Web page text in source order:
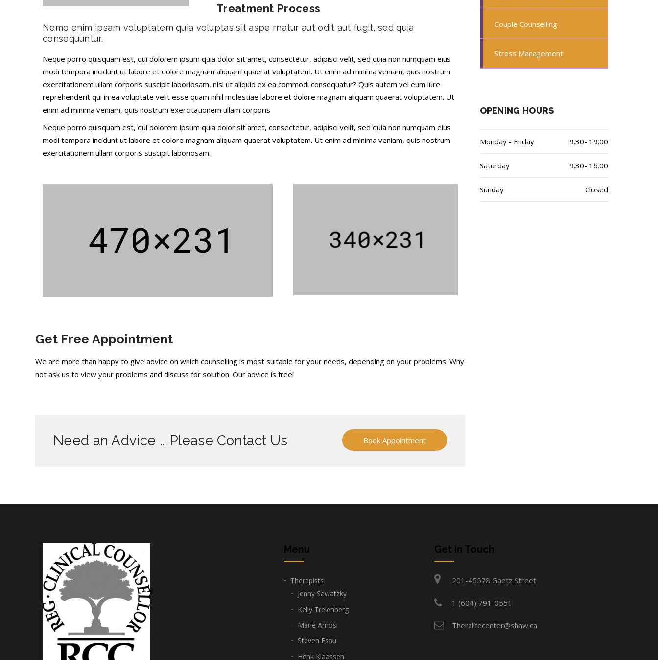
Couple Counselling
Stress Management
OPENING HOURS
Monday - Friday 9.30- 19.00
Saturday 9.30- 16.00
Sunday Closed
Treatment Process
Nemo enim ipsam voluptatem quia voluptas sit aspe rnatur aut odit aut fugit, sed quia
consequuntur.
Neque porro quisquam est, qui dolorem ipsum quia dolor sit amet, consectetur, adipisci velit, sed quia non numquam eius
modi tempora incidunt ut labore et dolore magnam aliquam quaerat voluptatem. Ut enim ad minima veniam, quis nostrum
exercitationem ullam corporis suscipit laboriosam, nisi ut aliquid ex ea commodi consequatur? Quis autem vel eum iure
reprehenderit qui in ea voluptate velit esse quam nihil molestiae labore et dolore magnam aliquam quaerat voluptatem. Ut
enim ad minima veniam, quis nostrum exercitationem ullam corporis
Neque porro quisquam est, qui dolorem ipsum quia dolor sit amet, consectetur, adipisci velit, sed quia non numquam eius
modi tempora incidunt ut labore et dolore magnam aliquam quaerat voluptatem. Ut enim ad minima veniam, quis nostrum
exercitationem ullam corporis suscipit laboriosam.
Get Free Appointment
We are more than happy to give advice on which counselling is most suitable for your needs, depending on your problems. Why
not ask us to view your problems and discuss for solution. Our advice is free!
Need an Advice … Please Contact Us Book Appointment
Menu
Therapists
Jenny Sawatzky
Kelly Trelenberg
Marie Amos
Steven Esau
Henk Klaassen
Get in Touch
201-45578 Gaetz Street
1 (604) 791-0551
Theralifecenter@shaw.ca